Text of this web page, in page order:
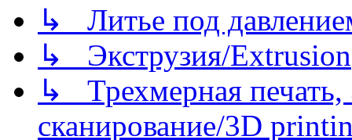
↳ Литье под
↳ Экструзия/Extrusion
↳ Трехмерная
сканирование/3D